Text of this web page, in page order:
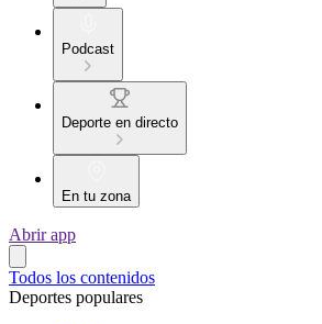
Podcast
Deporte en directo
En tu zona
Abrir app
Todos los contenidos
Deportes populares